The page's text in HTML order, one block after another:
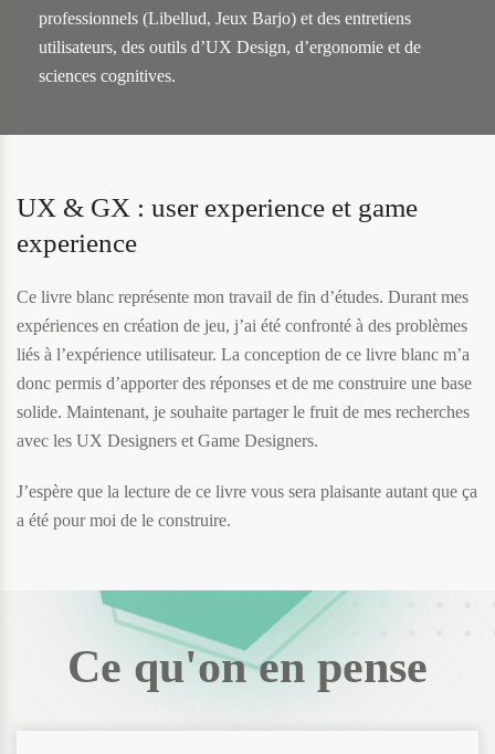
professionnels (Libellud, Jeux Barjo) et des entretiens
utilisateurs, des outils d’UX Design, d’ergonomie et de
sciences cognitives.
UX & GX : user experience et game
experience
Ce livre blanc représente mon travail de fin d’études. Durant mes
expériences en création de jeu, j’ai été confronté à des problèmes
liés à l’expérience utilisateur. La conception de ce livre blanc m’a
donc permis d’apporter des réponses et de me construire une base
solide. Maintenant, je souhaite partager le fruit de mes recherches
avec les UX Designers et Game Designers.
J’espère que la lecture de ce livre vous sera plaisante autant que ça
a été pour moi de le construire.
Ce qu'on en pense